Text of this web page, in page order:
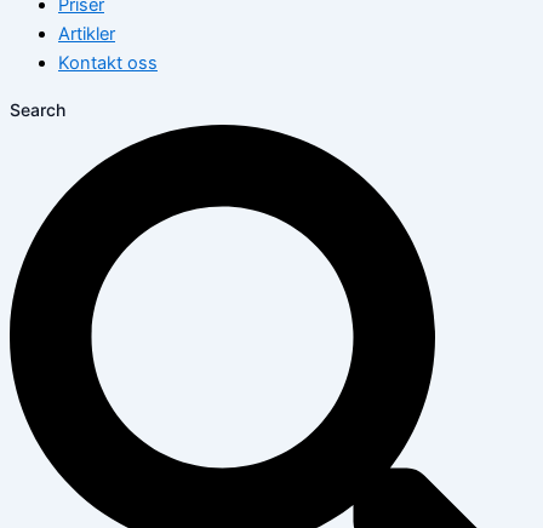
Priser
Artikler
Kontakt oss
Search